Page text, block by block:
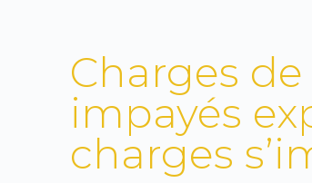
Charges
impayés
charges